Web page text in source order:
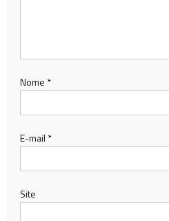
Nome *
E-mail *
Site